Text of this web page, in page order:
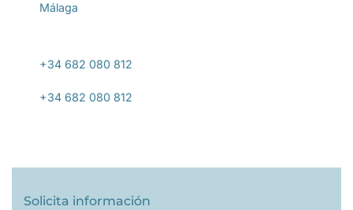
Málaga
+34 682 080 812
+34 682 080 812
Solicita información